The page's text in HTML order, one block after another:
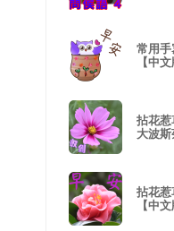
常用手
【中文
拈花惹
大波斯
拈花惹
【中文